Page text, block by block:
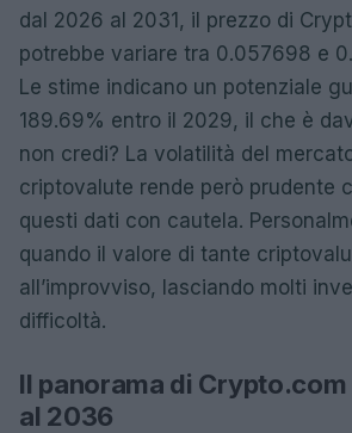
dal 2026 al 2031, il prezzo di
potrebbe variare tra 0.057698 e
Le stime indicano un potenziale
189.69% entro il 2029, il che è
non credi? La volatilità del
criptovalute rende però prudente
questi dati con cautela.
quando il valore di tante
all’improvviso, lasciando molti
difficoltà.
Il panorama di
al 2036